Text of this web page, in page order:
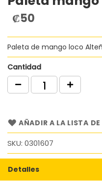
₡50
Paleta de mango loco
Cantidad
AÑADIR A LA LISTA DE
SKU 0301607
Detalles